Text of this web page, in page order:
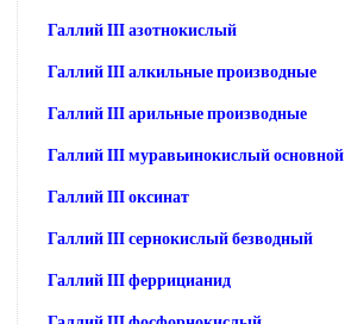
Галлий III азотнокислый
Галлий III алкильные производные
Галлий III арильные производные
Галлий III муравьинокислый основной
Галлий III оксинат
Галлий III сернокислый безводный
Галлий III феррицианид